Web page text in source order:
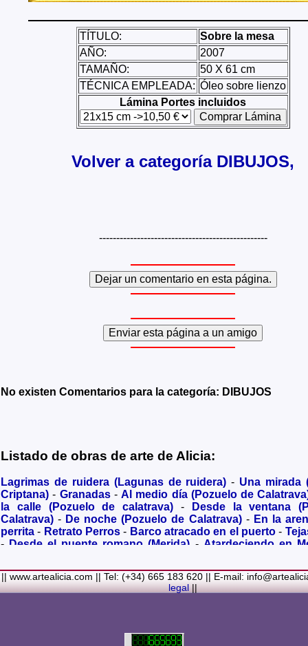
TÍTULO:
Sobre la mesa
AÑO:
2007
TAMAÑO:
50 X 61 cm
TÉCNICA EMPLEADA: Óleo sobre lienzo
Lámina Portes incluidos
Volver a categoría DIBUJOS,
-------------------------------------------------
No existen Comentarios para la categoría: DIBUJOS
Listado de obras de arte de Alicia:
Lagrimas de ruidera (Lagunas de ruidera) - Una mirada
Criptana) - Granadas-Al medio día (Pozuelo de
la calle (Pozuelo de calatrava) -
Desde la ventana
Calatrava) - De noche (Pozuelo de Calatrava)- En la
perrita - Retrato Perros - Barco atracado en el puerto -
- Desde el puente romano (Merida) - Atardeciendo en
(Bolaños de Calatrava)-Membrillos madurando al sol-
costa-A dormir (Cuadro infantil)-En flor-Ramo de
Familiar-La fuente (La Alhambra de Granada)-Acuarela
Puerta de Ciruela en 1868 (Ciudad
del Alcazar en tiempo de Juan II (Ciudad Real)
|| www.artealicia.com || Tel: (+34) 665 183 620 || E-mail:
legal||